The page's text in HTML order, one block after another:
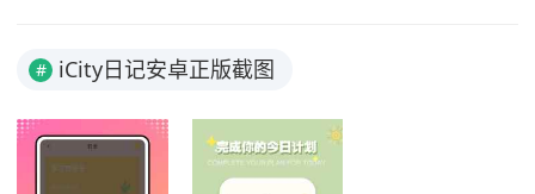
# iCity日记安卓正版截图